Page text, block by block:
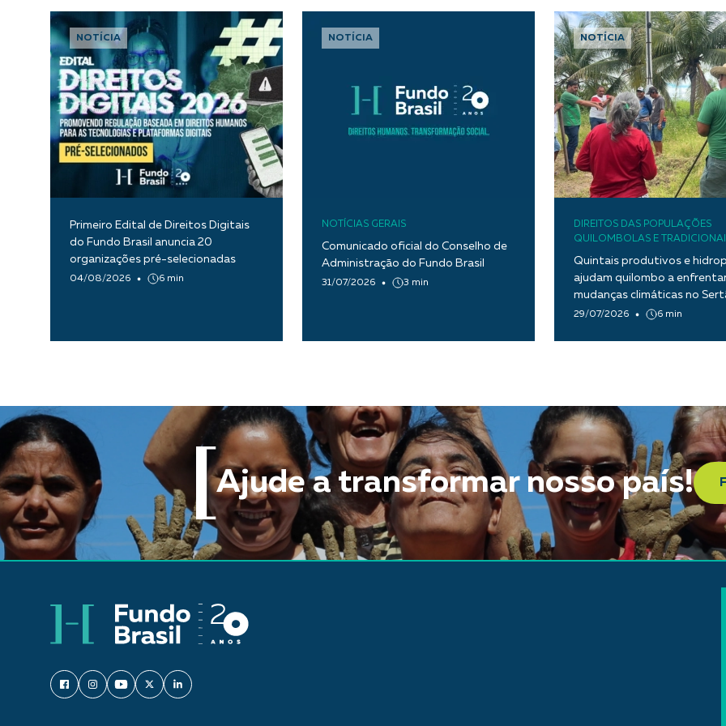
NOTÍCIA
Primeiro Edital de Direitos Digitais
do Fundo Brasil anuncia 20
organizações pré-selecionadas
04/08/2026 6 min
NOTÍCIA
NOTÍCIAS GERAIS
Comunicado oficial do Conselho de
Administração do Fundo Brasil
31/07/2026 3 min
NOTÍCIA
DIREITOS DAS POPULAÇÕES
QUILOMBOLAS E
Quintais produtivos e
ajudam quilombo a
mudanças climáticas no
Paraíba
29/07/2026 6 min
Ajude a transformar nosso país!